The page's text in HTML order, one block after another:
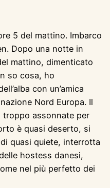
5 del mattino. Imbarco
Dopo una notte in
mattino, dimenticato
so cosa, ho
con un’amica
Nord Europa. Il
assonnate per
è quasi deserto, si
quasi quiete, interrotta
hostess danesi,
nel più perfetto dei